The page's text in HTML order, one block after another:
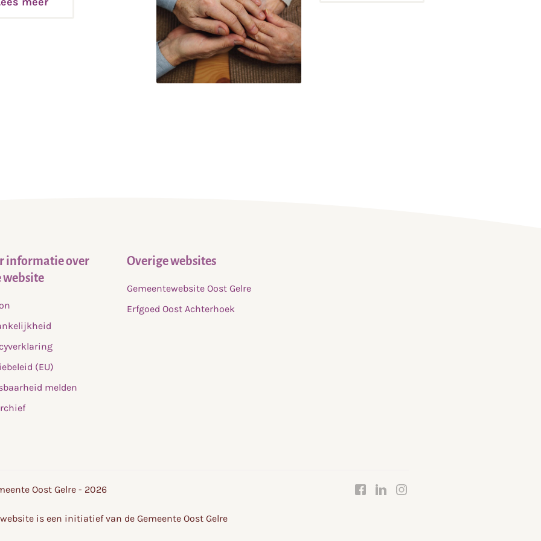
informatie over
website
(EU)
melden
Overige websites
Gemeentewebsite Oost Gelre
Erfgoed Oost Achterhoek
Oost Gelre - 2026
is een initiatief van de Gemeente Oost Gelre